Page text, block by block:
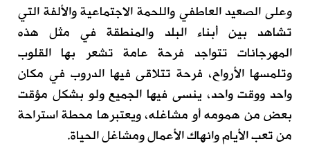
وعلى الصعيد العاطفي واللحمة الاجتماعية والألفة التي
تشاهد بين أبناء البلد والمنطقة في مثل هذه
المهرجانات تتواجد فرحة عامة تشعر بها القلوب
وتلمسها الأرواح، فرحة تتلاقى فيها الدروب في مكان
واحد ووقت واحد، ينسى فيها الجميع ولو بشكل مؤقت
بعض من همومه أو مشاغله، ويعتبرها محطة استراحة
من تعب الأيام وانهاك الأعمال ومشاغل الحياة.